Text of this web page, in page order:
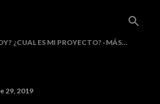
¿CUAL ES MI PROYECTO? MÁS…
29, 2019